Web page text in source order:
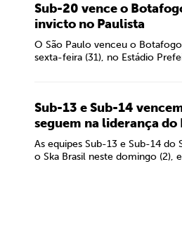
Sub-20 vence o
invicto no Paulista
O São Paulo venceu o
sexta-feira (31), no Estádio
Sub-13 e Sub-14
seguem na liderança do
As equipes Sub-13 e Sub-14 do
o Ska Brasil neste domingo (2),